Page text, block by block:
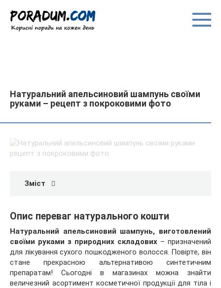
вмісту
Натуральний апельсиновий шампунь своїми
руками – рецепт з покроковими фото
Зміст
Опис переваг натурального кошти
Натуральний апельсиновий шампунь, виготовлений
своїми руками з природних складових – призначений
для лікування сухого пошкодженого волосся. Повірте, він
стане прекрасною альтернативою синтетичним
препаратам! Сьогодні в магазинах можна знайти
величезний асортимент косметичної продукції для тіла і